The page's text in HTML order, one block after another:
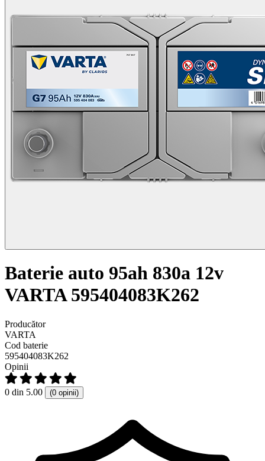
Baterie auto 95ah 830a 12v
VARTA 595404083K262
Producător
VARTA
Cod baterie
595404083K262
Opinii
0 din 5.00 (0 opinii)